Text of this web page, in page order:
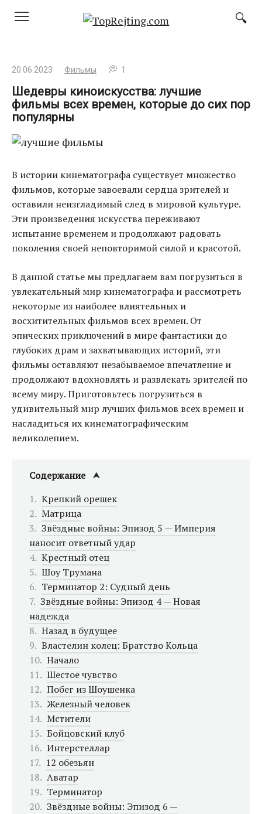
20.06.2023 Фильмы 1
Шедевры киноискусства: лучшие
фильмы всех времен, которые до сих пор
популярны
В истории кинематографа существует множество
фильмов, которые завоевали сердца зрителей и
оставили неизгладимый след в мировой культуре.
Эти произведения искусства переживают
испытание временем и продолжают радовать
поколения своей неповторимой силой и красотой.
В данной статье мы предлагаем вам погрузиться в
увлекательный мир кинематографа и рассмотреть
некоторые из наиболее влиятельных и
восхитительных фильмов всех времен. От
эпических приключений в мире фантастики до
глубоких драм и захватывающих историй, эти
фильмы оставляют незабываемое впечатление и
продолжают вдохновлять и развлекать зрителей по
всему миру. Приготовьтесь погрузиться в
удивительный мир лучших фильмов всех времен и
насладиться их кинематографическим
великолепием.
Содержание
Крепкий орешек
Матрица
Звёздные войны: Эпизод 5 — Империя
наносит ответный удар
Крестный отец
Шоу Трумана
Терминатор 2: Судный день
Звёздные войны: Эпизод 4 — Новая
надежда
Назад в будущее
Властелин колец: Братство Кольца
Начало
Шестое чувство
Побег из Шоушенка
Железный человек
Мстители
Бойцовский клуб
Интерстеллар
12 обезьян
Аватар
Терминатор
Звёздные войны: Эпизод 6 —